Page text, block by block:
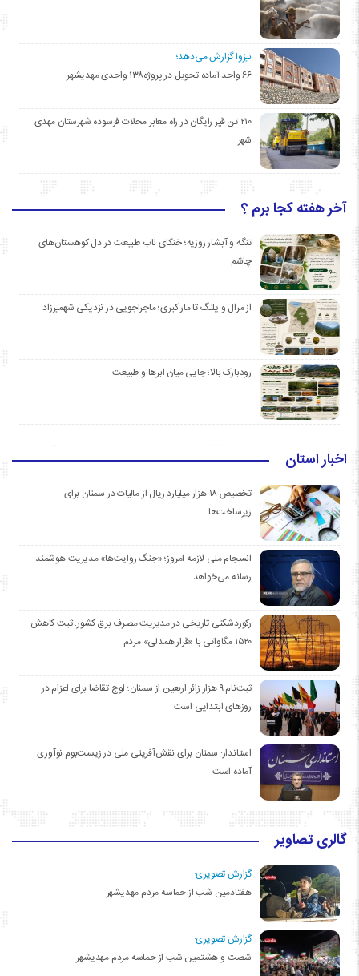
نیزوا گزارش می‌دهد؛
۶۶ واحد آماده تحویل در پروژه۱۳۸ واحدی مهدیشهر
۲۱۰ تن قیر رایگان در راه معابر محلات فرسوده شهرستان مهدی
شهر
آخر هفته کجا برم ؟
تنگه و آبشار روزیه؛ خنکای ناب طبیعت در دل کوهستان‌های
چاشم
از مرال و پلنگ تا مار کبری؛ ماجراجویی در نزدیکی شهمیرزاد
رودبارک بالا؛ جایی میان ابرها و طبیعت
اخبار استان
تخصیص ۱۸ هزار میلیارد ریال از مالیات در سمنان برای
زیرساخت‌ها
انسجام ملی لازمه امروز؛ «جنگ روایت‌ها» مدیریت هوشمند
رسانه می‌خواهد
رکوردشکنی تاریخی در مدیریت مصرف برق کشور؛ ثبت کاهش
۱۵۲۰ مگاواتی با «قرار همدلی» مردم
ثبت‌نام ۹ هزار زائر اربعین از سمنان؛ اوج تقاضا برای اعزام در
روزهای ابتدایی است
استاندار: سمنان برای نقش‌آفرینی ملی در زیست‌بوم نوآوری
آماده است
گالری تصاویر
گزارش تصویری:
هفتادمین شب از حماسه مردم مهدیشهر
گزارش تصویری:
شصت و هشتمین شب از حماسه مردم مهدیشهر